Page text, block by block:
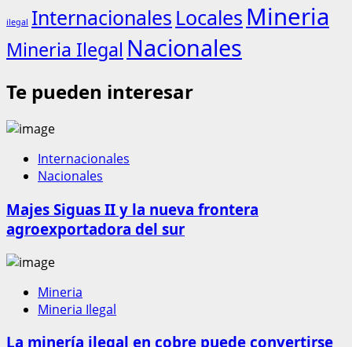
ilegal Internacionales Locales Mineria
Mineria Ilegal Nacionales
Te pueden interesar
Internacionales
Nacionales
Majes Siguas II y la nueva frontera
agroexportadora del sur
Mineria
Mineria Ilegal
La minería ilegal en cobre puede convertirse